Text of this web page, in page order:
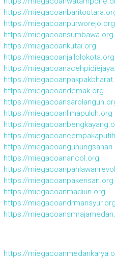
https://
https://miegacoanpurworejo.org
https://miegacoansumbawa.org
https://miegacoankutai.org
https://miegacoanjailolokota.org
https://
https://
https://miegacoandemak.org
https://
https://miegacoanlimapuluh.org
https://
https://
https://
https://miegacoanancol.org
https://
https://miegacoanpakerisan.org
https://miegacoanmadiun.org
https://miegacoandrmansyur.org
https://
https://